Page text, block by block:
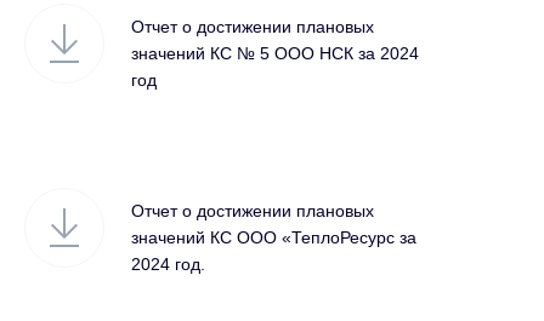
Отчет о достижении плановых
значений КС № 5 ООО НСК за 2024
год
Отчет о достижении плановых
значений КС ООО «ТеплоРесурс за
2024 год.